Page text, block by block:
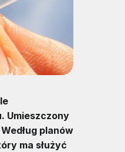
Umieszczony
planów
ma służyć